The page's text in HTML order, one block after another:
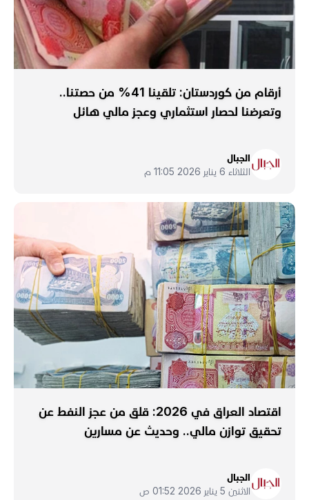
أرقام من كوردستان: تلقينا 41% من حصتنا..
وتعرضنا لحصار استثماري وعجز مالي هائل
الجبال
الثلاثاء 6 يناير 2026 11:05 م
اقتصاد العراق في 2026: قلق من عجز النفط عن
تحقيق توازن مالي.. وحديث عن مسارين
الجبال
الاثنين 5 يناير 2026 01:52 ص